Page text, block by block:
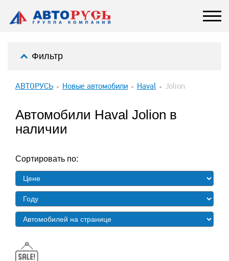
Фильтр
АВТОРУСЬ Новые автомобили Haval Jolion
Автомобили Haval Jolion в
наличии
Сортировать по: